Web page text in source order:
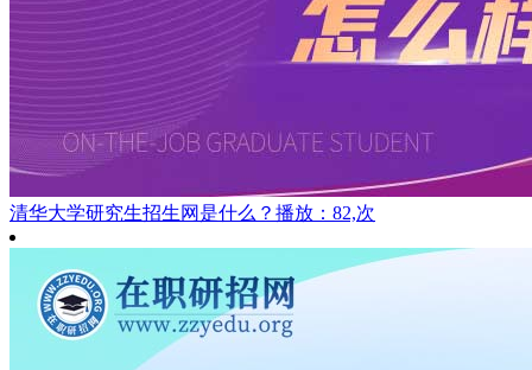
清华大学研究生招生网是什么？ 播放：82,次